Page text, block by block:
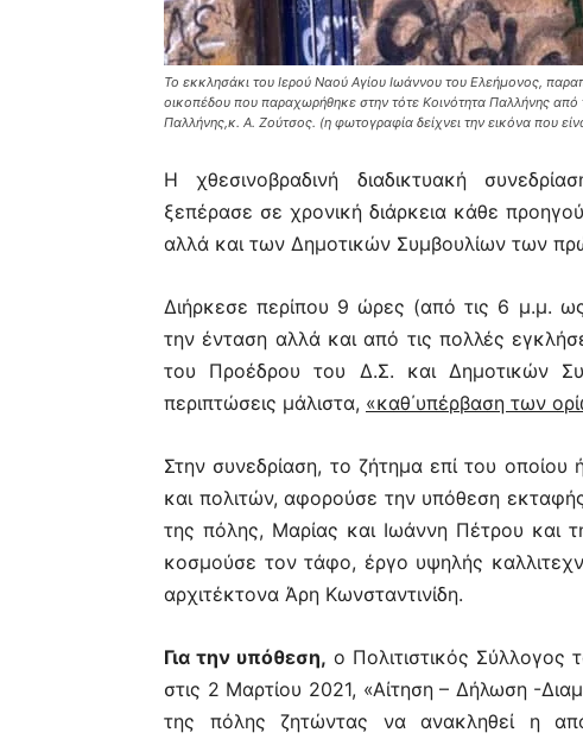
Το εκκλησάκι του Ιερού Ναού Αγίου Ιωάννου του Ελεήμονος,
οικοπέδου που παραχωρήθηκε στην τότε Κοινότητα Παλλήνης
Παλλήνης,κ. Α. Ζούτσος. (η φωτογραφία δείχνει την εικόνα που
Η χθεσινοβραδινή διαδικτυακή
ξεπέρασε σε χρονική διάρκεια κάθε
αλλά και των Δημοτικών Συμβουλίων των
Διήρκεσε περίπου 9 ώρες (από τις 6 μ.μ.
την ένταση αλλά και από τις πολλές
του Προέδρου του Δ.Σ. και Δημοτικών
περιπτώσεις μάλιστα, «καθ΄υπέρβαση των
Στην συνεδρίαση, το ζήτημα επί του
και πολιτών, αφορούσε την υπόθεση
της πόλης, Μαρίας και Ιωάννη Πέτρου και
κοσμούσε τον τάφο, έργο υψηλής
αρχιτέκτονα Άρη Κωνσταντινίδη.
Για την υπόθεση, ο Πολιτιστικός
στις 2 Μαρτίου 2021, «Αίτηση – Δήλωση -
της πόλης ζητώντας να ανακληθεί η